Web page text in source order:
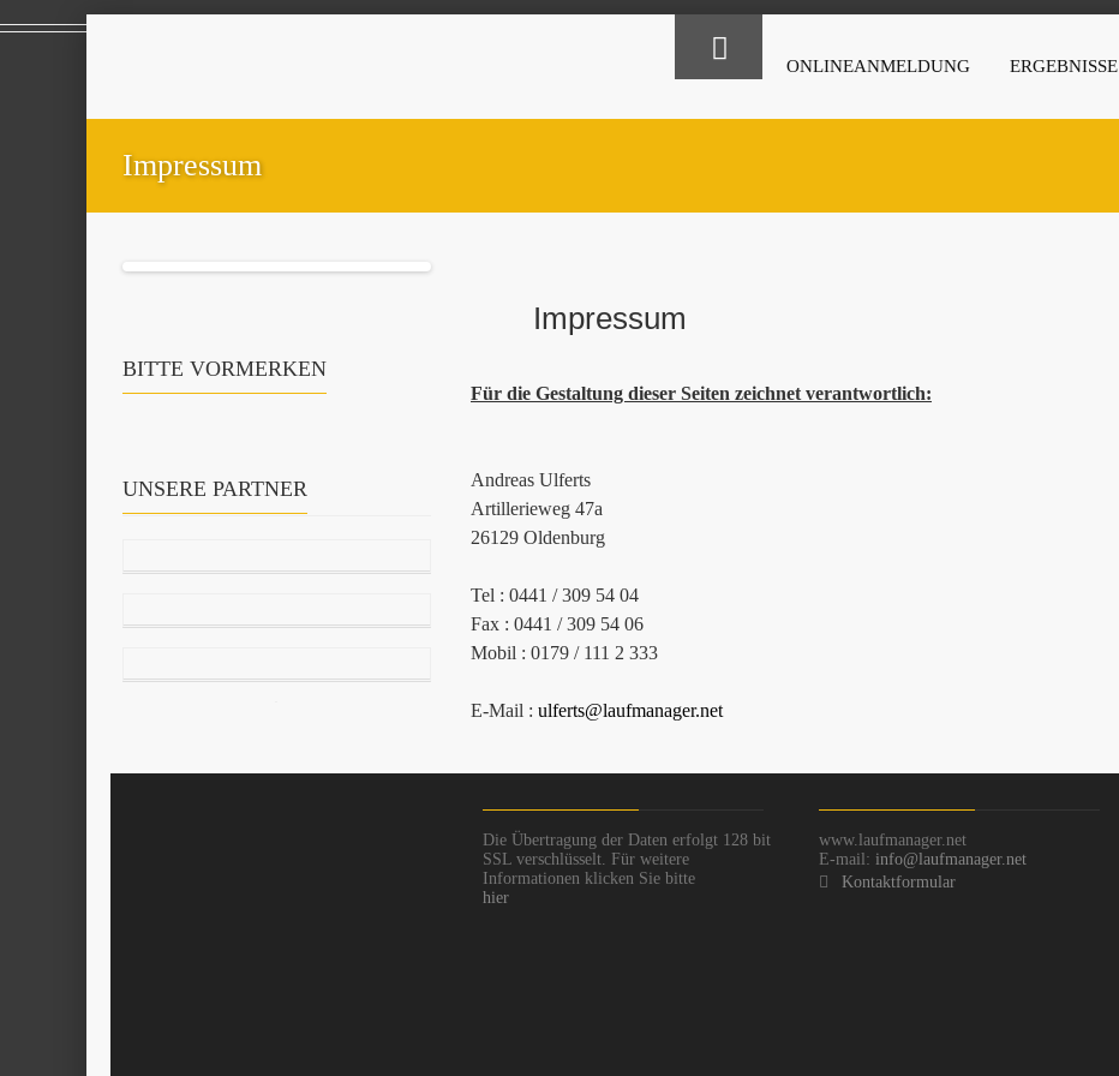
ONLINEANMELDUNG ERGEBNISSE
Impressum
BITTE VORMERKEN
UNSERE PARTNER
Impressum
Für die Gestaltung dieser Seiten zeichnet verantwortlich:
Andreas Ulferts
Artillerieweg 47a
26129 Oldenburg
Tel : 0441 / 309 54 04
Fax : 0441 / 309 54 06
Mobil : 0179 / 111 2 333
E-Mail : ulferts@laufmanager.net
Die Übertragung der Daten erfolgt 128 bit
SSL verschlüsselt. Für weitere
Informationen klicken Sie bitte
hier
www.laufmanager.net
E-mail: info@laufmanager.net
Kontaktformular